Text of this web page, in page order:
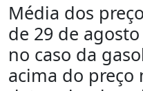
Média dos
de 29 de
no caso da
acima do preço